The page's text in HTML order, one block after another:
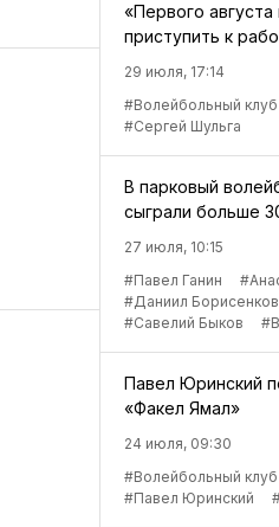
«Первого
приступить к
29 июля, 17:14
#Волейбольный
#Сергей Шульга
В парковый
сыграли больше
27 июля, 10:15
#Павел Ганин
#Даниил Борисенков
#Савелий Быков
Павел Юринский
«Факел Ямал»
24 июля, 09:30
#Волейбольный
#Павел Юринский